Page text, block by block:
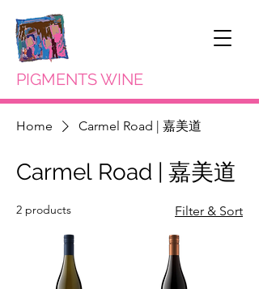
PIGMENTS WINE
Home Carmel Road | 嘉美道
Carmel Road | 嘉美道
2 products Filter & Sort